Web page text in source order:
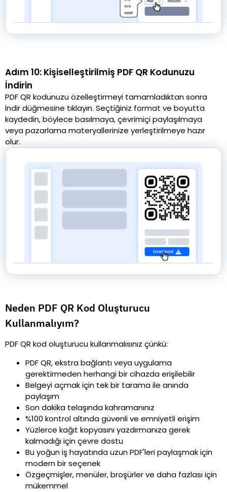
Adım 10: Kişiselleştirilmiş PDF QR Kodunuzu
İndirin
PDF QR kodunuzu özelleştirmeyi tamamladıktan sonra
İndir düğmesine tıklayın. Seçtiğiniz format ve boyutta
kaydedin, böylece basılmaya, çevrimiçi paylaşılmaya
veya pazarlama materyallerinize yerleştirilmeye hazır
olur.
Neden PDF QR Kod Oluşturucu
Kullanmalıyım?
PDF QR kod oluşturucu kullanmalısınız çünkü:
PDF QR, ekstra bağlantı veya uygulama
gerektirmeden herhangi bir cihazda erişilebilir
Belgeyi açmak için tek bir tarama ile anında
paylaşım
Son dakika telaşında kahramanınız
%100 kontrol altında güvenli ve emniyetli erişim
Yüzlerce kağıt kopyasını yazdırmanıza gerek
kalmadığı için çevre dostu
Bu yoğun iş hayatında uzun PDF'leri paylaşmak için
modern bir seçenek
Özgeçmişler, menüler, broşürler ve daha fazlası için
mükemmel